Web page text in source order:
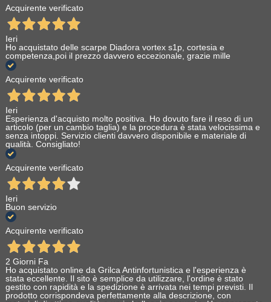
Acquirente verificato
Ieri
Ho acquistato delle scarpe Diadora vortex s1p, cortesia e
competenza,poi il prezzo davvero eccezionale, grazie mille
Acquirente verificato
Ieri
Esperienza d'acquisto molto positiva. Ho dovuto fare il reso di un
articolo (per un cambio taglia) e la procedura è stata velocissima e
senza intoppi. Servizio clienti davvero disponibile e materiale di
qualità. Consigliato!
Acquirente verificato
Ieri
Buon servizio
Acquirente verificato
2 Giorni Fa
Ho acquistato online da Grilca Antinfortunistica e l'esperienza è
stata eccellente. Il sito è semplice da utilizzare, l'ordine è stato
gestito con rapidità e la spedizione è arrivata nei tempi previsti. Il
prodotto corrispondeva perfettamente alla descrizione, con